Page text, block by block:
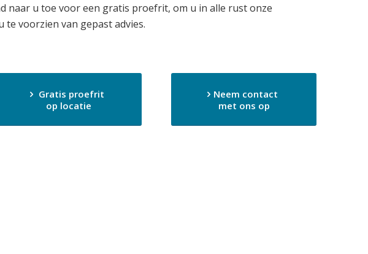
naar u toe voor een gratis proefrit, om u in alle rust onze
te voorzien van gepast advies.
Gratis proefrit
op locatie
Neem contact
met ons op